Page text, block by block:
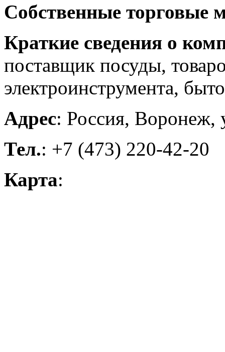
Собственные торговые
Краткие сведения о
поставщик посуды,
электроинструмента,
Адрес: Россия, Воронеж,
Тел.: +7 (473) 220-42-20
Карта: